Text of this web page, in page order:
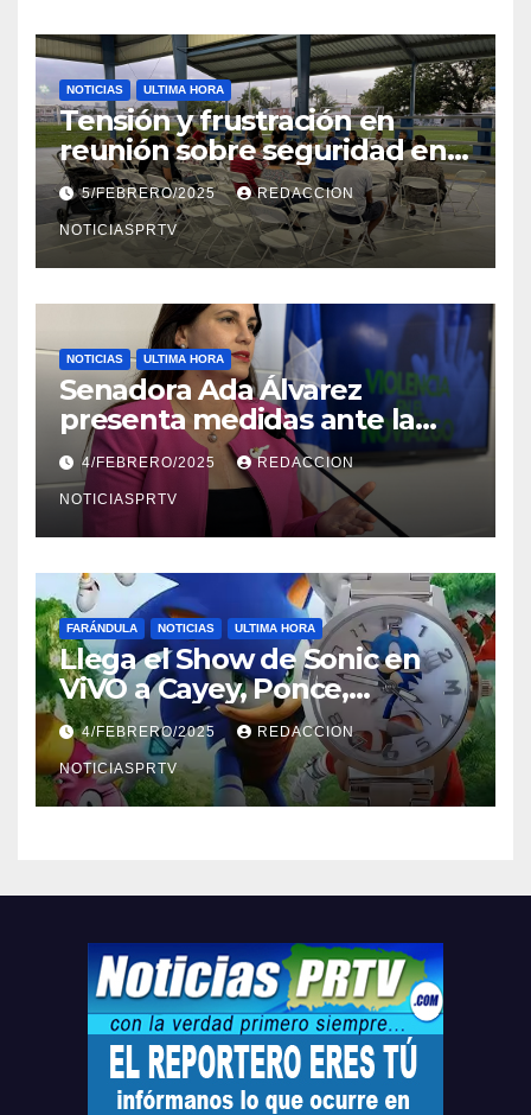
NOTICIAS ULTIMA HORA
Tensión y frustración en
reunión sobre seguridad en
Reparto Metropolitano
5/FEBRERO/2025 REDACCION
NOTICIASPRTV
NOTICIAS ULTIMA HORA
Senadora Ada Álvarez
presenta medidas ante la
violencia en el noviazgo
4/FEBRERO/2025 REDACCION
NOTICIASPRTV
FARÁNDULA NOTICIAS ULTIMA HORA
Llega el Show de Sonic en
ViVO a Cayey, Ponce,
Barceloneta y Humacao,
Relojes gratis para el que
compre ahora….
4/FEBRERO/2025 REDACCION
NOTICIASPRTV